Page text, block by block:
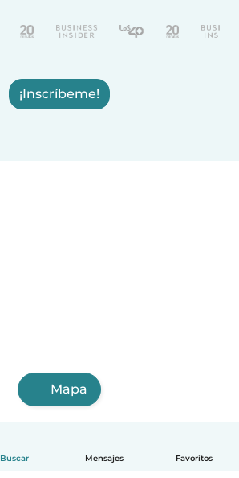
Buscar Mensajes Favoritos
¡Inscríbeme!
Mapa